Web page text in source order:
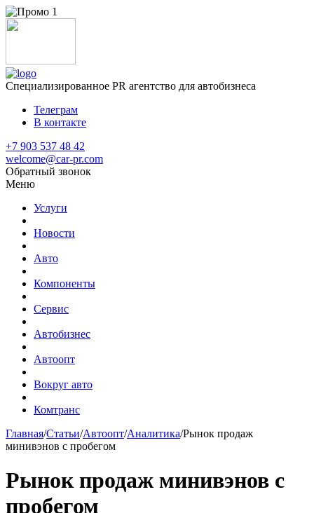
Специализированное PR агентство для автобизнеса
Телеграм
В контакте
+7 903 537 48 42
welcome@car-pr.com
Обратный звонок
Меню
Услуги
Новости
Авто
Компоненты
Сервис
Автобизнес
Автоопт
Вокруг авто
Комтранс
Главная/Статьи/Автоопт/Аналитика/Рынок продаж
минивэнов с пробегом
Рынок продаж минивэнов с
пробегом